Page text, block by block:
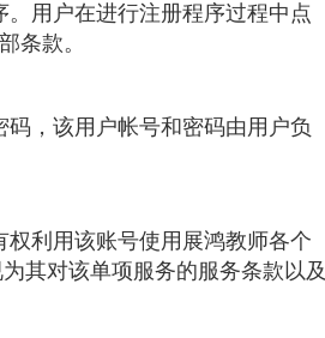
用户在进行注册程序过程中点
条款。
，该用户帐号和密码由用户负
利用该账号使用展鸿教师各个
其对该单项服务的服务条款以及